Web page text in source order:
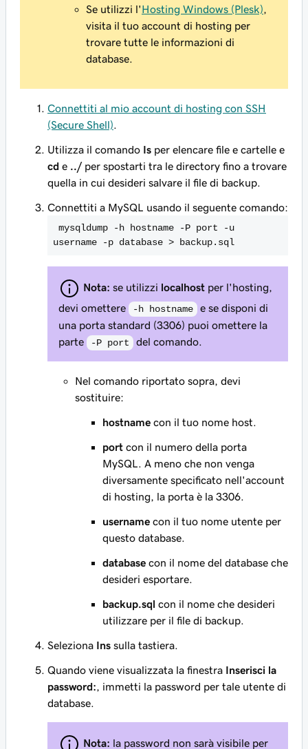
Se utilizzi l'Hosting Windows (Plesk)
visita il tuo account di hosting per
trovare tutte le informazioni di
database.
Connettiti al mio account di hosting con SSH
(Secure Shell)
Utilizza il comando Is per elencare file e cartelle e
cd e ../per spostarti tra le directory fino a trovare
quella in cui desideri salvare il file di backup.
Connettiti a MySQL usando il seguente comando:
username -p database > backup.sql
Nota: se utilizzi localhost per l'hosting,
devi omettere
-h hostname e se disponi di
una porta standard (3306) puoi omettere la
parte
-P port del comando.
Nel comando riportato sopra, devi
sostituire:
hostname con il tuo nome host.
port con il numero della porta
MySQL. A meno che non venga
diversamente specificato nell'account
di hosting, la porta è la 3306.
username con il tuo nome utente per
questo database.
database con il nome del database che
desideri esportare.
backup.sql con il nome che desideri
utilizzare per il file di backup.
Seleziona Ins sulla tastiera.
Quando viene visualizzata la finestra Inserisci la
password: , immetti la password per tale utente di
database.
Nota: la password non sarà visibile per